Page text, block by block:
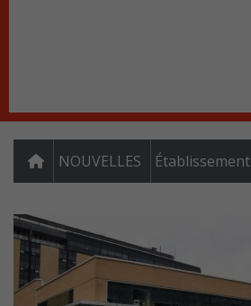
NOUVELLES Établissement